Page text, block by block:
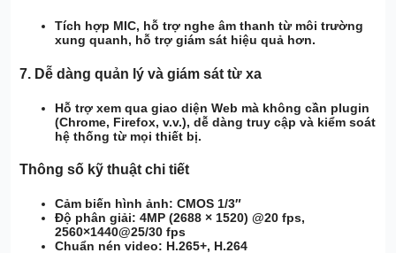
Tích hợp MIC, hỗ trợ nghe âm thanh từ môi trường
xung quanh, hỗ trợ giám sát hiệu quả hơn.
7. Dễ dàng quản lý và giám sát từ xa
Hỗ trợ xem qua giao diện Web mà không cần plugin
(Chrome, Firefox, v.v.), dễ dàng truy cập và kiểm soát
hệ thống từ mọi thiết bị.
Thông số kỹ thuật chi tiết
Cảm biến hình ảnh: CMOS 1/3″
Độ phân giải: 4MP (2688 × 1520) @20 fps,
2560×1440@25/30 fps
Chuẩn nén video: H.265+, H.264